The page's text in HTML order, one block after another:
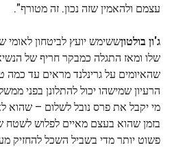
עצמם ולהאמין שזה נכון. זה מטורף".
ג'ון בולטוןששימש יועץ לביטחון
שלו ומאז התגלה כמבקר חריף של
שהאיומים על גרינלנד מראים עד
הרעיון שמישהו יכול להתלונן בפני
מי יקבל את פרס נובל לשלום – שהוא
בזמן שהוא בעצם מאיים לפלוש לשטח
פשוט יותר מדי בשביל השכל להחזיק